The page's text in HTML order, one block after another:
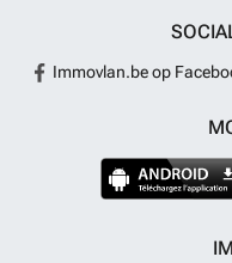
Immovlan.be op